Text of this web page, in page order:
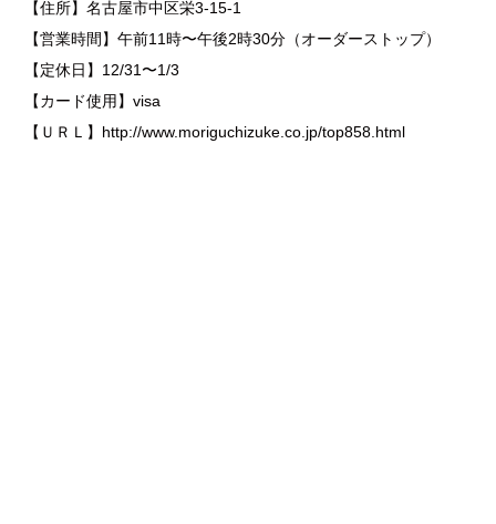
【住所】名古屋市中区栄3-15-1
【営業時間】午前11時〜午後2時30分（オーダーストップ）
【定休日】12/31〜1/3
【カード使用】visa
【ＵＲＬ】http://www.moriguchizuke.co.jp/top858.html